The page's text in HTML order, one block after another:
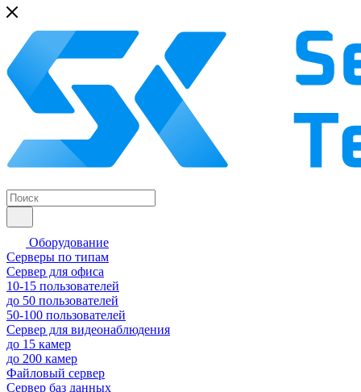
Оборудование
Серверы по типам
Сервер для офиса
10-15 пользователей
до 50 пользователей
50-100 пользователей
Сервер для видеонаблюдения
до 15 камер
до 200 камер
Файловый сервер
Сервер баз данных